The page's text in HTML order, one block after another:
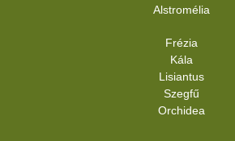
Alstromélia
Frézia
Kála
Lisiantus
Szegfű
Orchidea